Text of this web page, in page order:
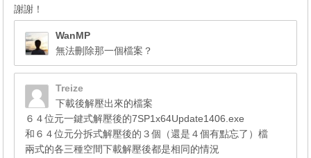
謝謝！
WanMP
無法刪除那一個檔案？
Treize
下載後解壓出來的檔案
６４位元一鍵式解壓後的7SP1x64Update1406.exe
和６４位元分拆式解壓後的３個（還是４個有點忘了）檔
兩式的各三種空間下載解壓後都是相同的情況